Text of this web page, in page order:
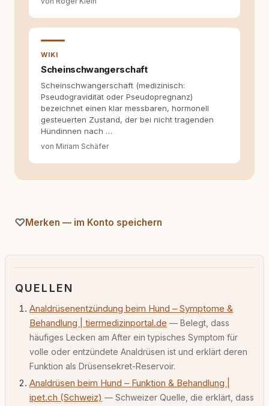
WIKI
Scheinschwangerschaft
Scheinschwangerschaft (medizinisch:
Pseudogravidität oder Pseudopregnanz)
bezeichnet einen klar messbaren, hormonell
gesteuerten Zustand, der bei nicht tragenden
Hündinnen nach …
von Miriam Schäfer
Merken — im Konto speichern
QUELLEN
Analdrüsenentzündung beim Hund – Symptome &
Behandlung | tiermedizinportal.de — Belegt, dass
häufiges Lecken am After ein typisches Symptom für
volle oder entzündete Analdrüsen ist und erklärt deren
Funktion als Drüsensekret-Reservoir.
Analdrüsen beim Hund – Funktion & Behandlung |
ipet.ch (Schweiz) — Schweizer Quelle, die erklärt, dass